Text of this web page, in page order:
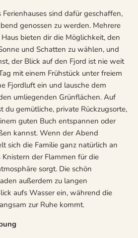
sind dafür geschaffen,
genossen zu werden. Mehrere
bieten dir die Möglichkeit, den
und Schatten zu wählen, und
der Blick auf den Fjord ist nie weit
mit einem Frühstück unter freiem
Fjordluft ein und lausche dem
umliegenden Grünflächen. Auf
du gemütliche, private Rückzugsorte,
guten Buch entspannen oder
kannst. Wenn der Abend
sich die Familie ganz natürlich an
der Flammen für die
sorgt. Die schön
außerdem zu langen
aufs Wasser ein, während die
zur Ruhe kommt.